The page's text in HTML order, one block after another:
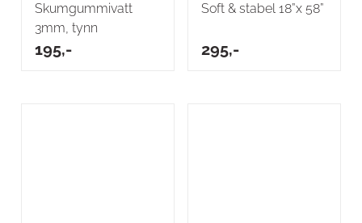
Skumgummivatt
3mm, tynn
195,-
Soft & stabel 18”x 58”
295,-